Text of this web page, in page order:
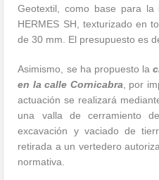
Geotextil, como base para la
HERMES SH, texturizado en
de 30 mm. El presupuesto es
Asimismo, se ha propuesto la
en la calle Cornicabra , por
actuación se realizará
una valla de cerramiento
excavación y vaciado de
retirada a un vertedero
normativa.